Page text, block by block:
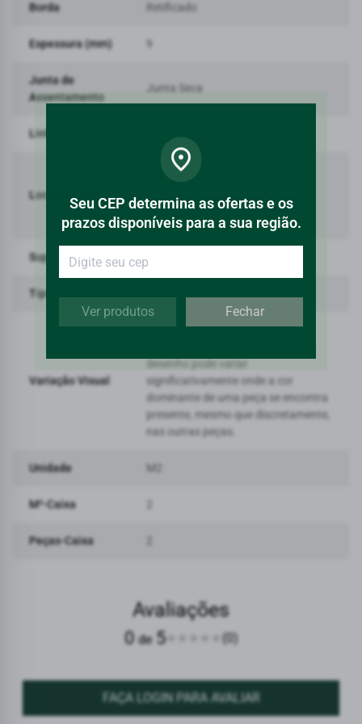
Seu CEP determina as ofertas e os
prazos disponíveis para a sua região.
Ver produtos Fechar
Borda Retificado
Espessura (mm)
Junta de
Assentamento
Junta Seca
Linha
Locais de Uso
USO 6 - Uso em todas as
ambientes comerciais de tráfego
intenso
Superfície Natural
Tipo
Variação Visual
V3: Variação Moderada -A
desenho pode variar
significativamente onde a cor
dominante de uma peça se encontra
presente, mesmo que discretamente,
nas outras peças.
Unidade M2
M²-Caixa
Peças-Caixa
Avaliações
0de5 (0)
FAÇA LOGIN PARA AVALIAR